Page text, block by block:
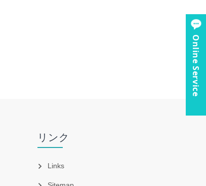
リンク
Links
Online Service